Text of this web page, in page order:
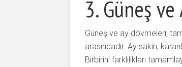
3. Güneş
Güneş ve ay dövmeleri,
arasındadır. Ay sakin,
Birbirini farklılıkları